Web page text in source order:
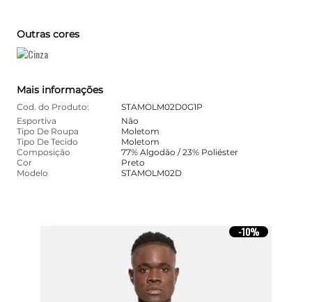
Outras cores
Mais informações
Cod. do Produto:
STAMOLM02D0G1P
Esportiva
Não
Tipo De Roupa
Moletom
Tipo De Tecido
Moletom
Composição
77% Algodão / 23% Poliéster
Cor
Preto
Modelo
STAMOLM02D
-10%